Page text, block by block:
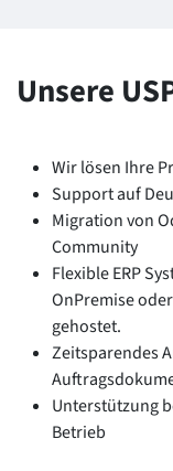
Unsere
Wir lösen Ihre
Support auf
Migration von
Community
Flexible ERP
OnPremise
gehostet.
Zeitsparendes
Unterstützung
Betrieb